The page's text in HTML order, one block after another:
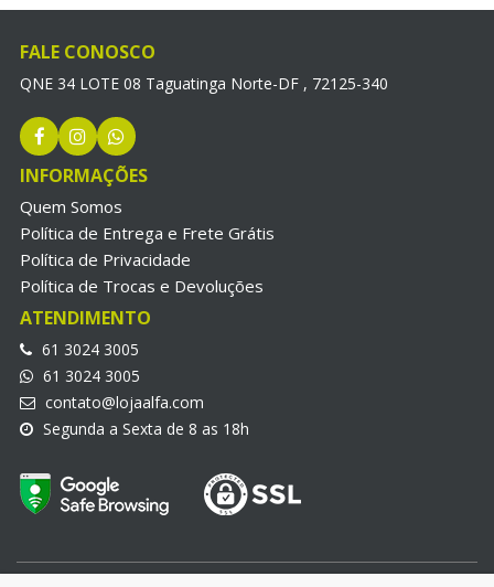
FALE CONOSCO
QNE 34 LOTE 08 Taguatinga Norte-DF , 72125-340
INFORMAÇÕES
Quem Somos
Política de Entrega e Frete Grátis
Política de Privacidade
Política de Trocas e Devoluções
ATENDIMENTO
61 3024 3005
61 3024 3005
contato@lojaalfa.com
Segunda a Sexta de 8 as 18h